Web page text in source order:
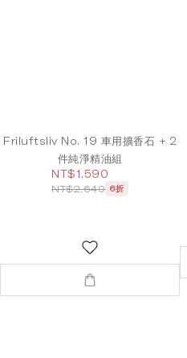
Friluftsliv No. 19 車用擴香石 + 2
件純淨精油組
NT$1,590
NT$2,640 6折